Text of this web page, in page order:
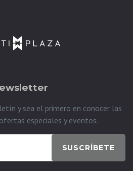
y sea el primero en conocer las
especiales y eventos.
SUSCRÍBETE